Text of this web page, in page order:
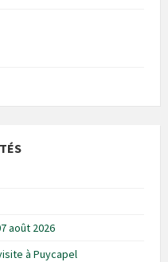
août 2026
à Puycapel